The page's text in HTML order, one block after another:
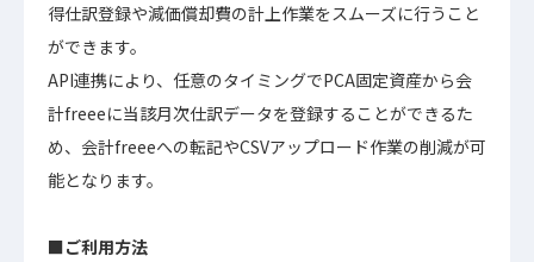
得仕訳登録や減価償却費の計上作業をスムーズに行うこと
ができます。
API連携により、任意のタイミングでPCA固定資産から会
計freeeに当該月次仕訳データを登録することができるた
め、会計freeeへの転記やCSVアップロード作業の削減が可
能となります。
■ご利用方法